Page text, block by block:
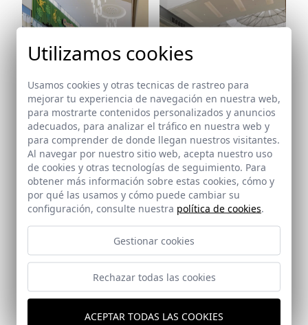
Ref: 8421_29
Ref: 8421_30
Utilizamos cookies
Usamos cookies y otras tecnicas de rastreo para
mejorar tu experiencia de navegación en nuestra web,
para mostrarte contenidos personalizados y anuncios
adecuados, para analizar el tráfico en nuestra web y
para comprender de donde llegan nuestros visitantes.
Al navegar por nuestro sitio web, acepta nuestro uso
de cookies y otras tecnologías de seguimiento. Para
obtener más información sobre estas cookies, cómo y
por qué las usamos y cómo puede cambiar su
configuración, consulte nuestra política de cookies.
Gestionar cookies
Rechazar todas las cookies
ACEPTAR TODAS LAS COOKIES